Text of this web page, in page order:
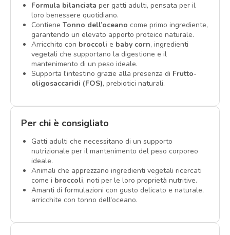
Formula bilanciata per gatti adulti, pensata per il
loro benessere quotidiano.
Contiene Tonno dell’oceano come primo ingrediente,
garantendo un elevato apporto proteico naturale.
Arricchito con broccoli e baby corn, ingredienti
vegetali che supportano la digestione e il
mantenimento di un peso ideale.
Supporta l'intestino grazie alla presenza di Frutto-
oligosaccaridi (FOS), prebiotici naturali.
Per chi è consigliato
Gatti adulti che necessitano di un supporto
nutrizionale per il mantenimento del peso corporeo
ideale.
Animali che apprezzano ingredienti vegetali ricercati
come i broccoli, noti per le loro proprietà nutritive.
Amanti di formulazioni con gusto delicato e naturale,
arricchite con tonno dell'oceano.